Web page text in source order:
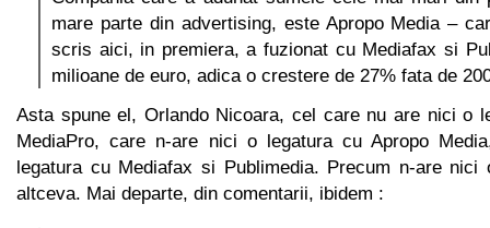
mare parte din advertising, este Apropo Media –
scris aici, in premiera, a fuzionat cu Mediafax si
milioane de euro, adica o crestere de 27% fata de
Asta spune el, Orlando Nicoara, cel care nu are nici o
MediaPro, care n-are nici o legatura cu Apropo
legatura cu Mediafax si Publimedia. Precum n-are nici
altceva. Mai departe, din comentarii, ibidem :